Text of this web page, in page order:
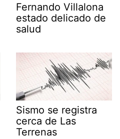
Fernando Villalona
estado delicado de
salud
Sismo se registra
cerca de Las
Terrenas